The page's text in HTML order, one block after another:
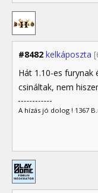
#8482 kelkáposzta
Hát 1.10-es furynak
csináltak, nem
A hízás jó dolog ! 1367